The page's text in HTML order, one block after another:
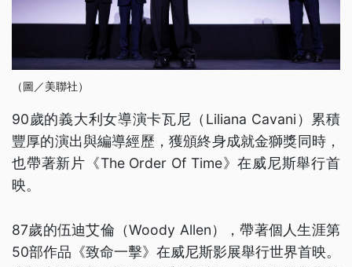
（圖／美聯社）
90歲的義大利女導演卡瓦尼（Liliana Cavani）累積
豐厚的演出與編導經歷，獲頒終身成就金獅獎同時，
也帶著新片《The Order Of Time》在威尼斯舉行首
映。
87歲的伍迪艾倫（Woody Allen），帶著個人生涯第
50部作品《致命一擊》在威尼斯影展舉行世界首映。